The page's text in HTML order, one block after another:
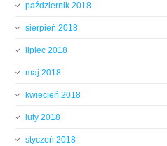
październik 2018
sierpień 2018
lipiec 2018
maj 2018
kwiecień 2018
luty 2018
styczeń 2018